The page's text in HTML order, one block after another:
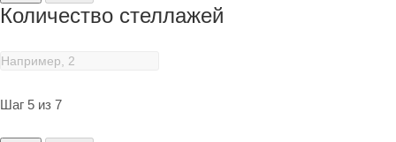
Количество стеллажей
Шаг 5 из 7